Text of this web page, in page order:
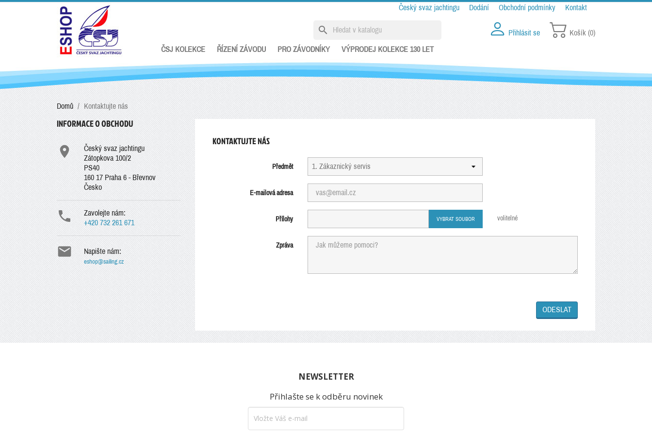
Český svaz jachtingu Dodání Obchodní podmínky Kontakt
search Přihlásit se Košík (0)
ČSJ KOLEKCE
ŘÍZENÍ ZÁVODU PRO ZÁVODNÍKY VÝPRODEJ KOLEKCE 130 LET
Domů Kontaktujte nás
INFORMACE O OBCHODU

Český svaz jachtingu
Zátopkova 100/2
PS40
160 17 Praha 6 - Břevnov
Česko

Zavolejte nám:
+420 732 261 671
 Napište nám:
eshop@sailing.cz
KONTAKTUJTE NÁS
Předmět
E-mailová adresa
Přílohy VYBRAT SOUBOR volitelné
Zpráva
NEWSLETTER
Přihlašte se k odběru novinek